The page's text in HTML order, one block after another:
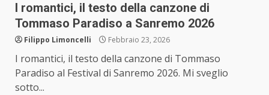
I romantici, il testo della canzone di
Tommaso Paradiso a Sanremo 2026
Filippo Limoncelli Febbraio 23, 2026
I romantici, il testo della canzone di Tommaso
Paradiso al Festival di Sanremo 2026. Mi sveglio
sotto...